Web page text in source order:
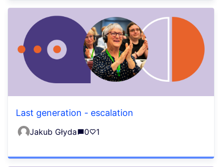
Last generation - escalation
Jakub Głyda 0 1